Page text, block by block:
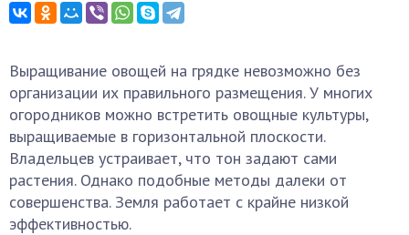
Выращивание овощей на грядке невозможно без
организации их правильного размещения. У многих
огородников можно встретить овощные культуры,
выращиваемые в горизонтальной плоскости.
Владельцев устраивает, что тон задают сами
растения. Однако подобные методы далеки от
совершенства. Земля работает с крайне низкой
эффективностью.